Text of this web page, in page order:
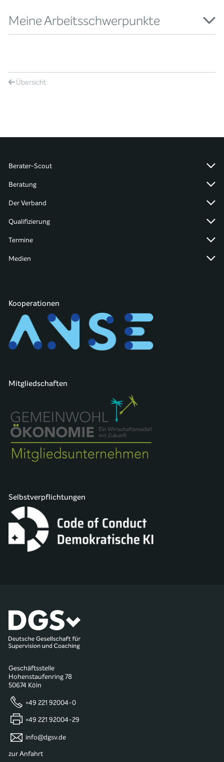
Meine Arbeitsschwerpunkte
Übersicht
Berater-Scout
Beratung
Der Verband
Qualifizierung
Termine
Medien
Kooperationen
Mitgliedschaften
Selbstverpflichtungen
Geschäftsstelle
Hohenstaufenring 78
50674 Köln
+49 221 92004-0
+49 221 92004-29
info@dgsv.de
zur Anfahrt